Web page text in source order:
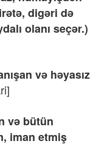
digəri də
olanı seçər.)
və həyasız
və bütün
iman etmiş